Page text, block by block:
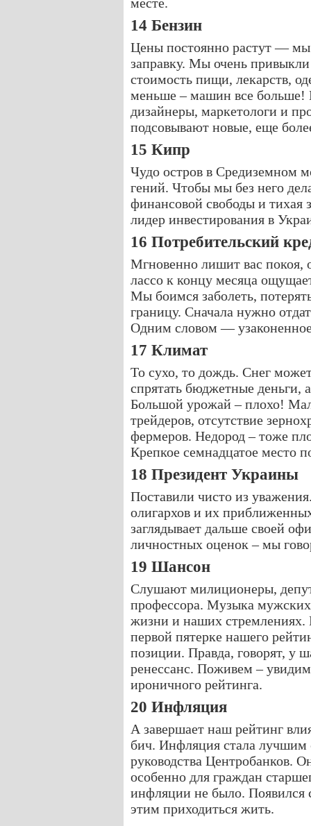
14 Бензин
Цены постоянно растут — мы
заправку. Мы очень
стоимость пищи, лекарств,
меньше – машин все больше!
дизайнеры, маркетологи и
подсовывают новые, еще
15 Кипр
Чудо остров в Средиземном
гений. Чтобы мы без него
финансовой свободы и
лидер инвестирования в
16 Потребительский
Мгновенно лишит вас покоя,
лассо к концу месяца
Мы боимся заболеть,
границу. Сначала нужно
Одним словом —
17 Климат
То сухо, то дождь. Снег
спрятать бюджетные деньги,
Большой урожай – плохо!
трейдеров, отсутствие
фермеров. Недород – тоже
Крепкое семнадцатое место
18 Президент Украины
Поставили чисто из
олигархов и их
заглядывает дальше своей
личностных оценок – мы
19 Шансон
Слушают милиционеры,
профессора. Музыка
жизни и наших стремлениях.
первой пятерке нашего
позиции. Правда, говорят, у
ренессанс. Поживем –
ироничного рейтинга.
20 Инфляция
А завершает наш рейтинг
бич. Инфляция стала лучшим
руководства Центробанков.
особенно для граждан
инфляции не было. Появился
этим приходиться жить.